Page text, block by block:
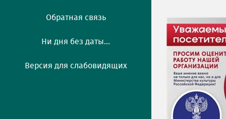
Обратная связь
Ни дня без даты...
Версия для слабовидящих